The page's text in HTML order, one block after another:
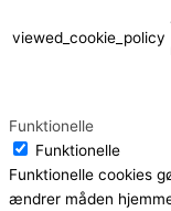
viewed_cookie_policy
Funktionelle
Funktionelle
Funktionelle cookies
ændrer måden